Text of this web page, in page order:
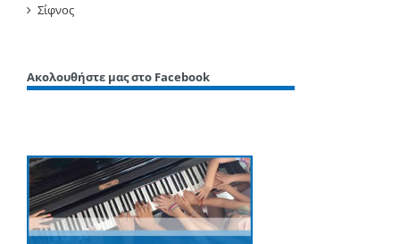
Σίφνος
Ακολουθήστε μας στο Facebook